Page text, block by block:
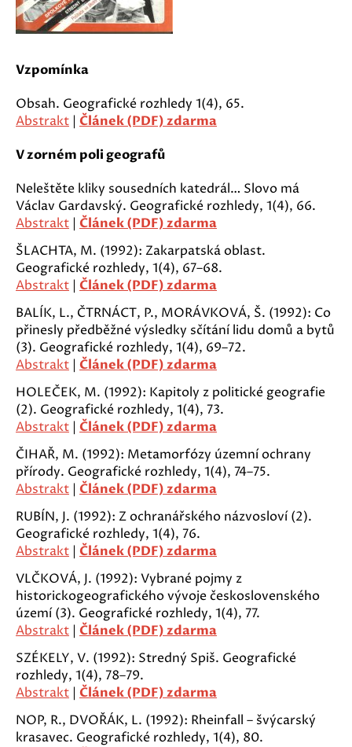
Vzpomínka
Obsah. Geografické rozhledy 1(4), 65.
Abstrakt | Článek (PDF) zdarma
V zorném poli geografů
Neleštěte kliky sousedních katedrál… Slovo má
Václav Gardavský. Geografické rozhledy, 1(4), 66.
Abstrakt | Článek (PDF) zdarma
ŠLACHTA, M. (1992): Zakarpatská oblast.
Geografické rozhledy, 1(4), 67–68.
Abstrakt | Článek (PDF) zdarma
BALÍK, L., ČTRNÁCT, P., MORÁVKOVÁ, Š. (1992): Co
přinesly předběžné výsledky sčítání lidu domů a bytů
(3). Geografické rozhledy, 1(4), 69–72.
Abstrakt | Článek (PDF) zdarma
HOLEČEK, M. (1992): Kapitoly z politické geografie
(2). Geografické rozhledy, 1(4), 73.
Abstrakt | Článek (PDF) zdarma
ČIHAŘ, M. (1992): Metamorfózy územní ochrany
přírody. Geografické rozhledy, 1(4), 74–75.
Abstrakt | Článek (PDF) zdarma
RUBÍN, J. (1992): Z ochranářského názvosloví (2).
Geografické rozhledy, 1(4), 76.
Abstrakt | Článek (PDF) zdarma
VLČKOVÁ, J. (1992): Vybrané pojmy z
historickogeografického vývoje československého
území (3). Geografické rozhledy, 1(4), 77.
Abstrakt | Článek (PDF) zdarma
SZÉKELY, V. (1992): Stredný Spiš. Geografické
rozhledy, 1(4), 78–79.
Abstrakt | Článek (PDF) zdarma
NOP, R., DVOŘÁK, L. (1992): Rheinfall – švýcarský
krasavec. Geografické rozhledy, 1(4), 80.